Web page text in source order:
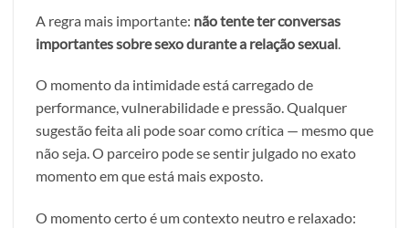
A regra mais importante: não tente ter conversas
importantes sobre sexo durante a relação sexual
O momento da intimidade está carregado de
performance, vulnerabilidade e pressão. Qualquer
sugestão feita ali pode soar como crítica — mesmo que
não seja. O parceiro pode se sentir julgado no exato
momento em que está mais exposto.
O momento certo é um contexto neutro e relaxado: